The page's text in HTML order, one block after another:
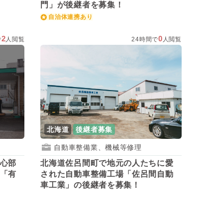
門」が後継者を募集！
自治体連携あり
2人閲覧
部
有
24時間で0 人閲覧
北海道 後継者募集
自動車整備業、機械等修理
北海道佐呂間町で地元の人たちに愛
された自動車整備工場「佐呂間自動
車工業」の後継者を募集！